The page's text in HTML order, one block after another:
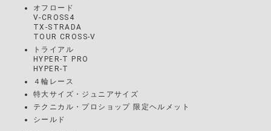
オフロード
V-CROSS4
TX-STRADA
TOUR CROSS-V
トライアル
HYPER-T PRO
HYPER-T
４輪レース
特大サイズ・ジュニアサイズ
テクニカル・プロショップ 限定ヘルメット
シールド